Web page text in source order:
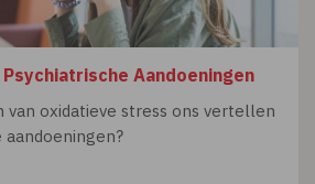
Aandoeningen
oxidatieve stress ons vertellen
aandoeningen?